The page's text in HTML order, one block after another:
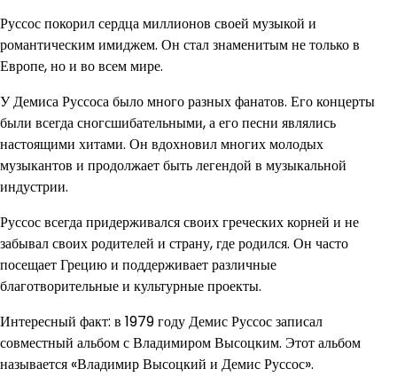
Руссос покорил сердца миллионов своей музыкой и
романтическим имиджем. Он стал знаменитым не только в
Европе, но и во всем мире.
У Демиса Руссоса было много разных фанатов. Его концерты
были всегда сногсшибательными, а его песни являлись
настоящими хитами. Он вдохновил многих молодых
музыкантов и продолжает быть легендой в музыкальной
индустрии.
Руссос всегда придерживался своих греческих корней и не
забывал своих родителей и страну, где родился. Он часто
посещает Грецию и поддерживает различные
благотворительные и культурные проекты.
Интересный факт: в 1979 году Демис Руссос записал
совместный альбом с Владимиром Высоцким. Этот альбом
называется «Владимир Высоцкий и Демис Руссос».